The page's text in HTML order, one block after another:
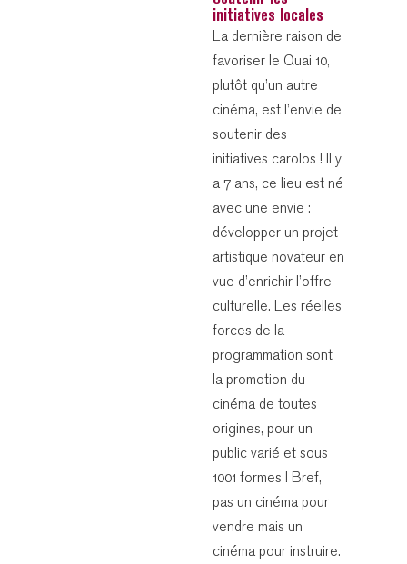
initiatives locales
La dernière raison de
favoriser le Quai 10,
plutôt qu’un autre
cinéma, est l’envie de
soutenir des
initiatives carolos ! Il y
a 7 ans, ce lieu est né
avec une envie :
développer un projet
artistique novateur en
vue d’enrichir l’offre
culturelle. Les réelles
forces de la
programmation sont
la promotion du
cinéma de toutes
origines, pour un
public varié et sous
1001 formes ! Bref,
pas un cinéma pour
vendre mais un
cinéma pour instruire.